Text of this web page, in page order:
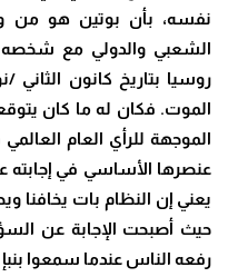
نفسه، بأن بوتين هو من
الشعبي والدولي مع شخصه
الموت. فكان له ما كان
الموجهة للرأي العام العالمي
عنصرها الأساسي في إجابته
يعني إن النظام بات يخافنا
حيث أصبحت الإجابة عن
رفعه الناس عندما سمعوا